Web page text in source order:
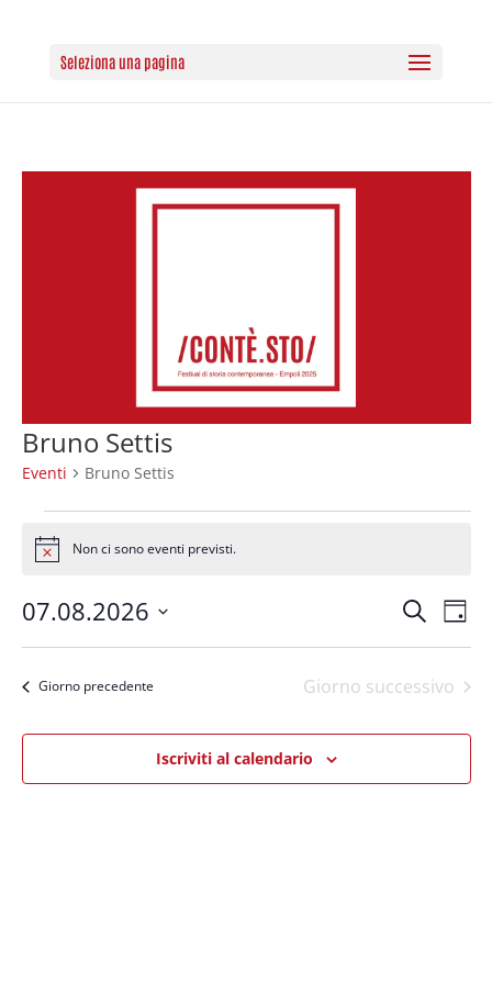
Seleziona una pagina
Bruno Settis
Eventi Bruno Settis
for
Agosto
2026
Notice Non ci sono eventi previsti.
Eventi
Ricerca
viste
Cerca
07.08.2026
data.Giorno precedente Giorno successivo
Iscriviti al calendario